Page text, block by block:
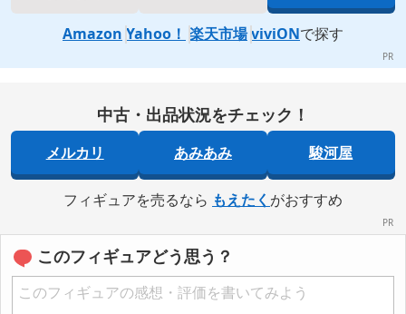
Amazon Yahoo！ 楽天市場 viviONで探す
中古・出品状況をチェック！
メルカリ あみあみ 駿河屋
フィギュアを売るなら もえたく がおすすめ
このフィギュアどう思う？